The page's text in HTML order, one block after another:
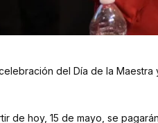
del Día de la
de hoy, 15 de mayo, se